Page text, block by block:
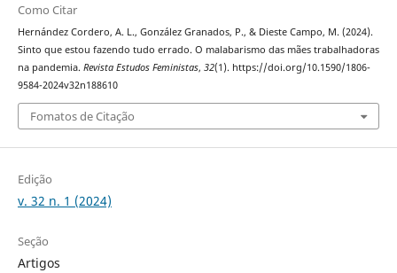
Como Citar
Hernández Cordero, A. L., González Granados, P., & Dieste Campo, M. (2024).
Sinto que estou fazendo tudo errado. O malabarismo das mães trabalhadoras
na pandemia. Revista Estudos Feministas, 32(1). https://doi.org/10.1590/1806-
9584-2024v32n188610
Fomatos de Citação
Edição
v. 32 n. 1 (2024)
Seção
Artigos